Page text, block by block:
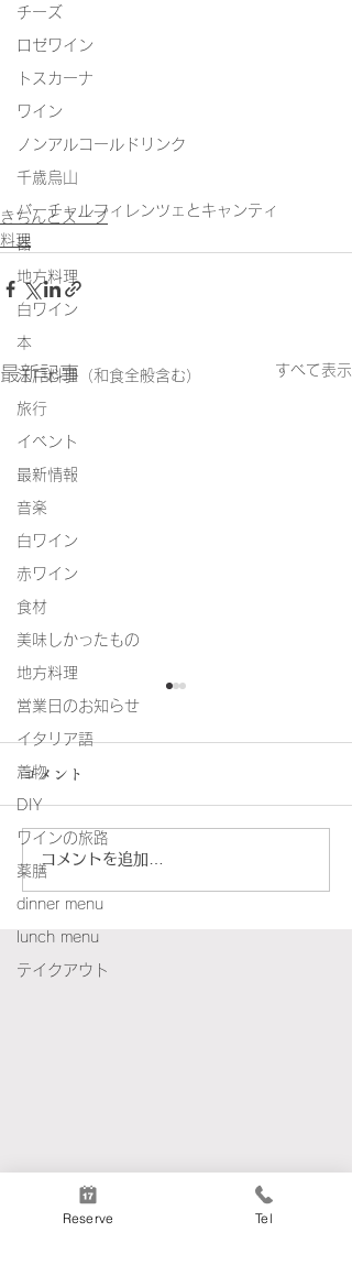
チーズ
ロゼワイン
トスカーナ
ワイン
ノンアルコールドリンク
千歳烏山
バーチャルフィレンツェとキャンティ
器
地方料理
白ワイン
本
江戸料理（和食全般含む）
旅行
イベント
最新情報
音楽
白ワイン
赤ワイン
食材
美味しかったもの
地方料理
営業日のお知らせ
イタリア語
着物
DIY
ワインの旅路
薬膳
dinner menu
lunch menu
テイクアウト
きちんとスープ
料理
最新記事 すべて表示
プローチダ島風レモンと
松の実のスパゲッティ
コメント
コメントを追加…
Reserve Tel